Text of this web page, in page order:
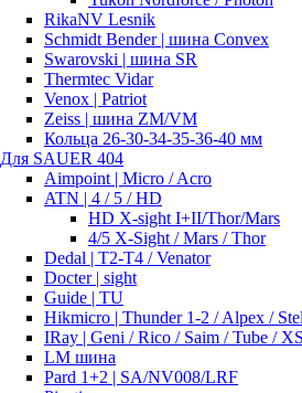
RikaNV Lesnik
Schmidt Bender | шина Convex
Swarovski | шина SR
Thermtec Vidar
Venox | Patriot
Zeiss | шина ZM/VM
Кольца 26-30-34-35-36-40 мм
Для SAUER 404
Aimpoint | Micro / Acro
ATN | 4 / 5 / HD
HD X-sight I+II/Thor/Mars
4/5 X-Sight / Mars / Thor
Dedal | T2-T4 / Venator
Docter | sight
Guide | TU
Hikmicro | Thunder 1-2 / Alpex /
IRay | Geni / Rico / Saim / Tube /
LM шина
Pard 1+2 | SA/NV008/LRF